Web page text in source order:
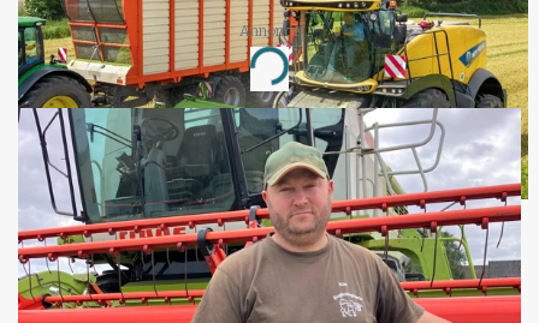
Annonce
Loading...